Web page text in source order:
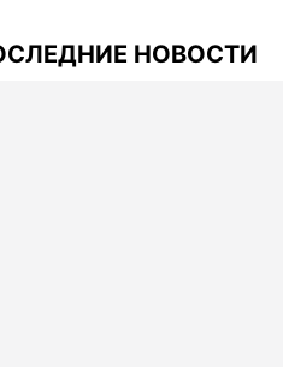
НОВОСТИ